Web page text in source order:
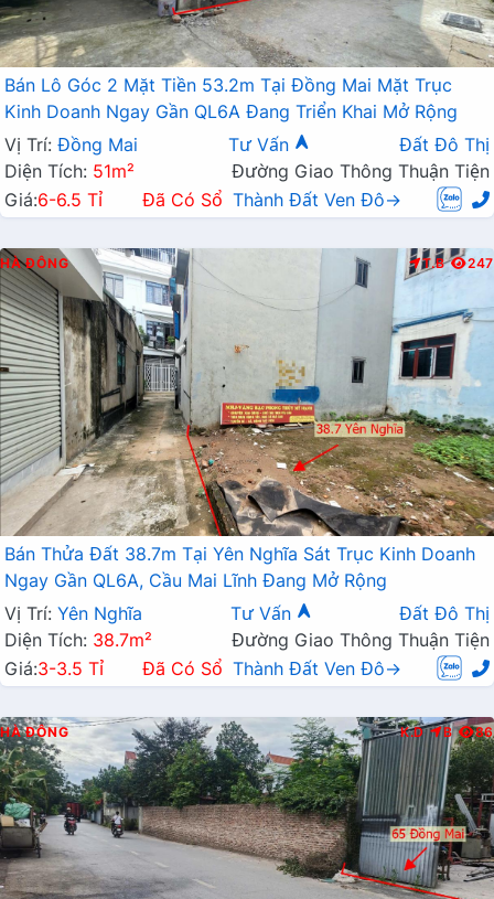
Bán Lô Góc 2 Mặt Tiền 53.2m Tại Đồng Mai Mặt Trục
Kinh Doanh Ngay Gần QL6A Đang Triển Khai Mở Rộng
Vị Trí: Đồng Mai Tư Vấn
Đất Đô Thị
Diện Tích: 51m²
Đường Giao Thông Thuận Tiện
Giá:6-6.5 Tỉ Đã Có Sổ Thành Đất Ven Đô→
HÀ ĐÔNG T.B 247
Bán Thửa Đất 38.7m Tại Yên Nghĩa Sát Trục Kinh Doanh
Ngay Gần QL6A, Cầu Mai Lĩnh Đang Mở Rộng
Vị Trí: Yên Nghĩa Tư Vấn
Đất Đô Thị
Diện Tích: 38.7m²
Đường Giao Thông Thuận Tiện
Giá:3-3.5 Tỉ Đã Có Sổ Thành Đất Ven Đô→
HÀ ĐÔNG K.D B 86